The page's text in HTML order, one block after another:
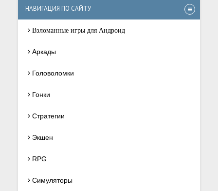
НАВИГАЦИЯ ПО САЙТУ
Взломанные игры для Андроид
Аркады
Головоломки
Гонки
Стратегии
Экшен
RPG
Симуляторы